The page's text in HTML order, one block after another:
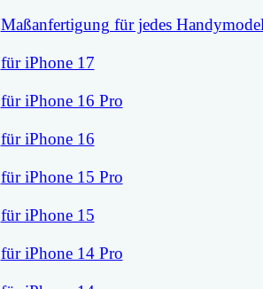
Maßanfertigung für jedes
für iPhone 17
für iPhone 16 Pro
für iPhone 16
für iPhone 15 Pro
für iPhone 15
für iPhone 14 Pro